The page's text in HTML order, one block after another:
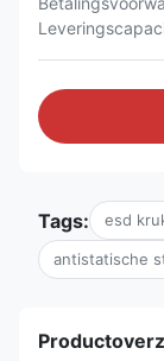
Tags: esd
antistatische